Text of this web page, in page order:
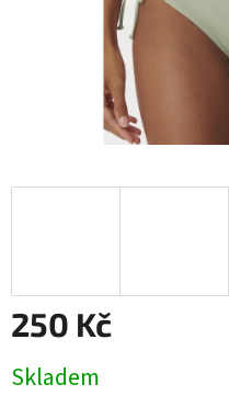
250 Kč
cena:
Skladem